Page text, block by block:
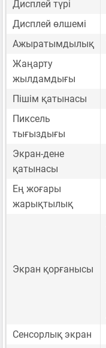
Дисплей түрі
Дисплей өлшемі
Ажыратымдылық
Жаңарту
жылдамдығы
Пішім қатынасы
Пиксель
тығыздығы
Экран-дене
қатынасы
Ең жоғары
жарықтылық
Экран қорғанысы
Сенсорлық экран